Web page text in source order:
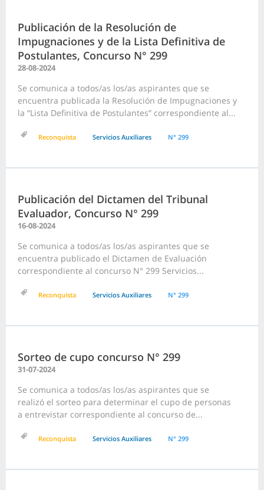
Publicación de la Resolución de
Impugnaciones y de la Lista Definitiva de
Postulantes, Concurso N° 299
28-08-2024
Se comunica a todos/as los/as aspirantes que se
encuentra publicada la Resolución de Impugnaciones y
la “Lista Definitiva de Postulantes” correspondiente al...
Reconquista Servicios Auxiliares N° 299
Publicación del Dictamen del Tribunal
Evaluador, Concurso N° 299
16-08-2024
Se comunica a todos/as los/as aspirantes que se
encuentra publicado el Dictamen de Evaluación
correspondiente al concurso N° 299 Servicios...
Reconquista Servicios Auxiliares N° 299
Sorteo de cupo concurso N° 299
31-07-2024
Se comunica a todos/as los/as aspirantes que se
realizó el sorteo para determinar el cupo de personas
a entrevistar correspondiente al concurso de...
Reconquista Servicios Auxiliares N° 299